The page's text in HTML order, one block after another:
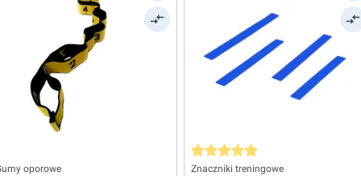
oporowe Średnia ocena 5 z 5 gwiazdek
Znaczniki treningowe